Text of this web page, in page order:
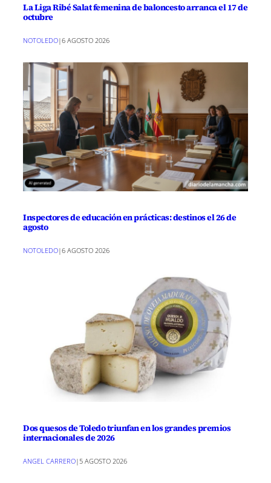
La Liga Ribé Salat femenina de baloncesto arranca el 17 de
octubre
NOTOLEDO|6 AGOSTO 2026
Inspectores de educación en prácticas: destinos el 26 de
agosto
NOTOLEDO|6 AGOSTO 2026
Dos quesos de Toledo triunfan en los grandes premios
internacionales de 2026
ANGEL CARRERO| 5 AGOSTO 2026